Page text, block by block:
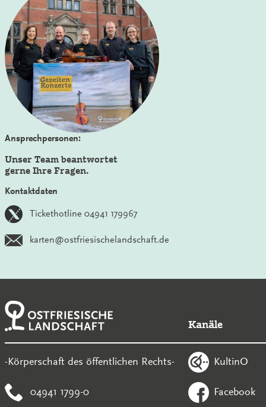
Ansprechpersonen:
Unser Team beantwortet
gerne Ihre Fragen.
Kontaktdaten
Tickethotline 04941 179967
karten@ostfriesischelandschaft.de
-Körperschaft des öffentlichen Rechts-
04941 1799-0
Kanäle
KultinO
Facebook